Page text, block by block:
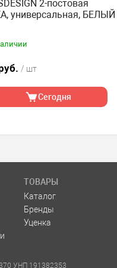
2-постовая
универсальная, БЕЛЫЙ
/ шт
Сегодня
ТОВАРЫ
Каталог
Бренды
Уценка
УНП 191382353